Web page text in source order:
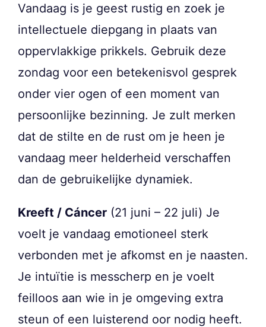
Vandaag is je geest rustig en zoek je
intellectuele diepgang in plaats van
oppervlakkige prikkels. Gebruik deze
zondag voor een betekenisvol gesprek
onder vier ogen of een moment van
persoonlijke bezinning. Je zult merken
dat de stilte en de rust om je heen je
vandaag meer helderheid verschaffen
dan de gebruikelijke dynamiek.
Kreeft / Cáncer (21 juni – 22 juli) Je
voelt je vandaag emotioneel sterk
verbonden met je afkomst en je naasten.
Je intuïtie is messcherp en je voelt
feilloos aan wie in je omgeving extra
steun of een luisterend oor nodig heeft.